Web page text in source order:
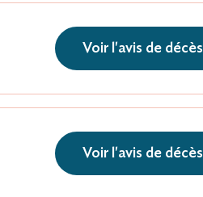
Voir l'avis de décès
Voir l'avis de décès